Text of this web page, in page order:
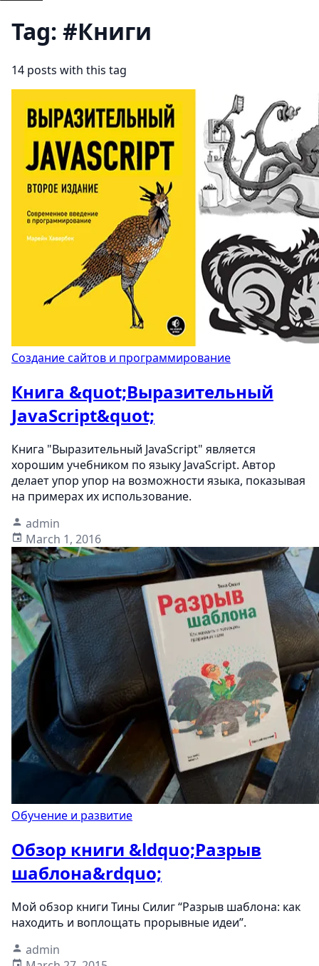
Tag: #Книги
14 posts with this tag
Создание сайтов и программирование
Книга &quot;Выразительный
JavaScript&quot;
Книга "Выразительный JavaScript" является
хорошим учебником по языку JavaScript. Автор
делает упор упор на возможности языка, показывая
на примерах их использование.
admin
March 1, 2016
Обучение и развитие
Обзор книги &ldquo;Разрыв
шаблона&rdquo;
Мой обзор книги Тины Силиг “Разрыв шаблона: как
находить и воплощать прорывные идеи”.
admin